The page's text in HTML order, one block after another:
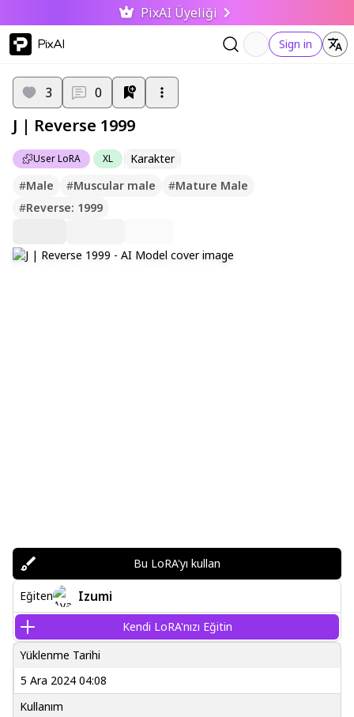
PixAI Üyeliği
PixAI Sign in
User LoRA XL Karakter
3 0
J | Reverse 1999
#Male #Muscular male #Mature Male
#Reverse: 1999
Bu LoRA'yı kullan
Eğiten Izumi
Kendi LoRA'nızı Eğitin
Yüklenme Tarihi
5 Ara 2024 04:08
Kullanım